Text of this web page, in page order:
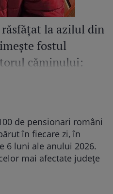
la azilul din
fostul
căminului:
de pensionari români
în fiecare zi, în
6 luni ale anului 2026.
mai afectate județe